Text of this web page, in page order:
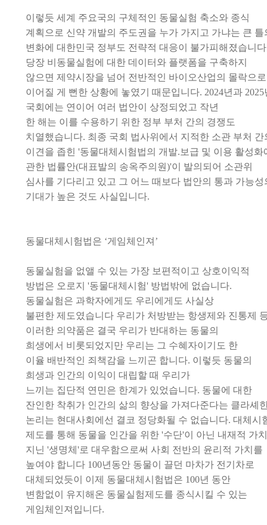
이렇듯 세계 주요국의 구체적인 동물실험 축소와 종식
계획으로 신약 개발의 주도권을 누가 가지고 가냐는 큰 틀
변화에 대한민국 정부도 전략적 대응이 불가피해졌습니다
당장 비동물실험에 대한 데이터와 플랫폼을 구축하지
않으면 제약시장을 넘어 전반적인 바이오산업의 몰락으로
이어질 게 뻔한 상황에 놓였기 때문입니다. 2024년과 2025
국회에는 연이어 여러 법안이 상정되었고 작년
한 해는 이를 수용하기 위한 정부 부처 간의 경쟁도
치열했습니다. 최종 국회 법사위에서 지적한 소관 부처 간
이견을 좁힌 '동물대체 시험법의 개발. 보급 및 이용 활성화
관한 법률안(대표발의 송옥주의원)'이 발의되어 소관위
심사를 기다리고 있고 그 어느 때보다 법안의 통과 가능성
기대가 높은 것도 사실입니다.
동물대체시험법은 ‘게임체인져 ’
동물실험을 없앨 수 있는 가장 보편적이고 상호이익적
방법은 오로지 '동물대체시험' 방법밖에 없습니다.
동물실험은 과학자에게도 우리에게도 사실상
불편한 제도였습니다 우리가 처방받는 항생제와 진통제
이러한 의약품은 결국 우리가 반대하는 동물의
희생에서 비롯되었지만 우리는 그 수혜자이기도 한
이율 배반적인 죄책감을 느끼곤 합니다. 이렇듯 동물의
희생과 인간의 이익이 대립할 때 우리가
느끼는 집단적 연민은 한계가 있었습니다. 동물에 대한
잔인한 착취가 인간의 삶의 향상을 가져다준다는 클라셰
논리는 현대사회에선 결코 정당화될 수 없습니다. 대체시
제도를 통해 동물을 인간을 위한 '수단'이 아닌 내재적 가
지닌 '생명체 ' 로 대우함으로써 사회 전반의 윤리적 가치를
높여야 합니다 100년동안 동물이 끌던 마차가 전기차로
대체되었듯이 이제 동물대체시험법은 100년 동안
변함없이 유지해온 동물실험제도를 종식시킬 수 있는
게임체인져입니다.